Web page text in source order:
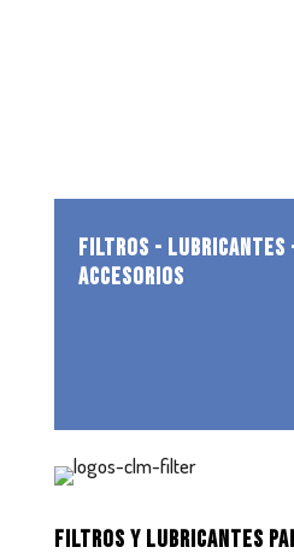
FILTROS -
ACCESORIOS
FILTROS Y LUBRICANTES